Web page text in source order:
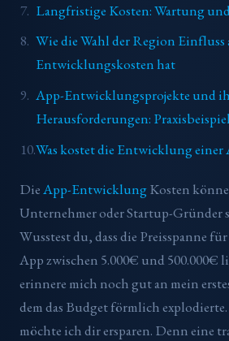
Langfristige Kosten: Wartung
Wie die Wahl der Region Einfluss
Entwicklungskosten hat
App-Entwicklungsprojekte und
Herausforderungen:
Was kostet die Entwicklung einer
DieApp-EntwicklungKosten
Unternehmer oder Startup-Gründer
Wusstest du, dass die Preisspanne
App zwischen 5.000€ und 500.000€
erinnere mich noch gut an mein
dem das Budget förmlich
möchte ich dir ersparen. Denn eine